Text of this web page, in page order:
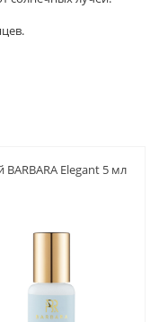
BARBARA Elegant 5 мл